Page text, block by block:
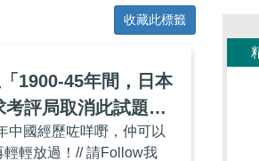
收藏此標籤
1900-45年間，日本
評局取消此試題！
中國經歷咗咩嘢，仲可以
輕輕放過！// 請Follow我